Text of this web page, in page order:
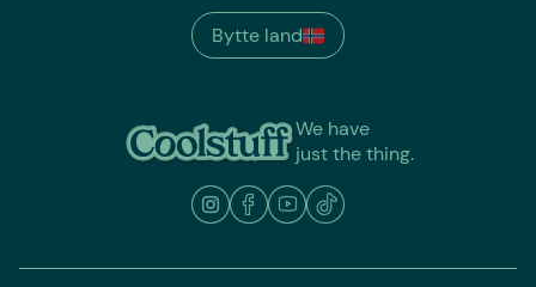
We have
just the thing.
Bytte land